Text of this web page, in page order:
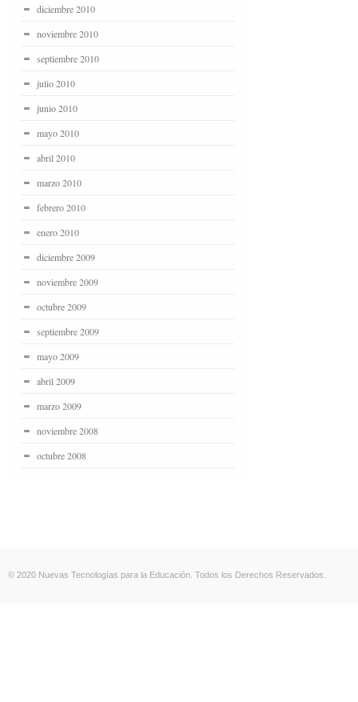
diciembre 2010
noviembre 2010
septiembre 2010
julio 2010
junio 2010
mayo 2010
abril 2010
marzo 2010
febrero 2010
enero 2010
diciembre 2009
noviembre 2009
octubre 2009
septiembre 2009
mayo 2009
abril 2009
marzo 2009
noviembre 2008
octubre 2008
© 2020 Nuevas Tecnologías para la Educación. Todos los Derechos Reservados.